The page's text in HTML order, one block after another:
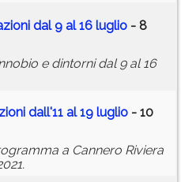
dal 9 al 16 luglio - 8
e dintorni dal 9 al 16
dall'11 al 19 luglio - 10
a Cannero Riviera